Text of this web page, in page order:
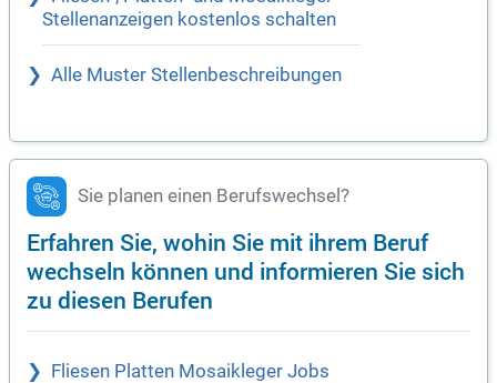
Stellenanzeigen kostenlos schalten
Alle Muster Stellenbeschreibungen
Sie planen einen Berufswechsel?
Erfahren Sie, wohin Sie mit ihrem Beruf
wechseln können und informieren Sie sich
zu diesen Berufen
Fliesen Platten Mosaikleger Jobs